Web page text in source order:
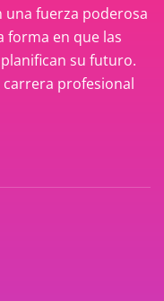
una fuerza poderosa
forma en que las
su futuro.
carrera profesional